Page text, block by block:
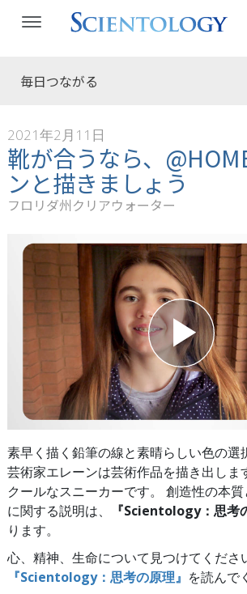
毎日つながる
2021年2月11日
靴が合うなら、
ンと描きましょう
フロリダ州クリアウォーター
素早く描く鉛筆の線と素晴らしい色の選
芸術家エレーンは芸術作品を描き出しま
クールなスニーカーです。 創造性の本
に関する説明は、
『Scientology：思考
ります。
心、精神、生命について見つけてくださ
『Scientology：思考の原理』 を読んで